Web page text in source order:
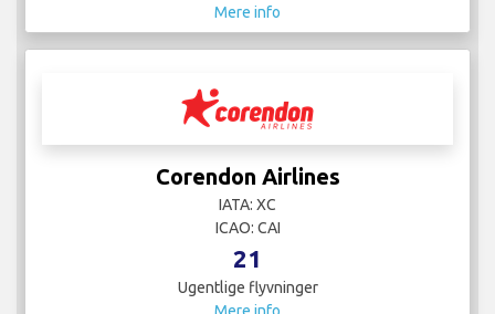
Mere info
Corendon Airlines
IATA: XC
ICAO: CAI
21
Ugentlige flyvninger